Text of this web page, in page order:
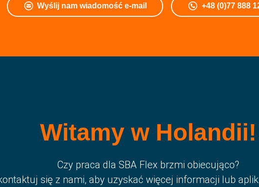
Wyślij nam wiadomość e-mail +48 (0)77 888
Witamy w Holandii!
Czy praca dla SBA Flex brzmi obiecująco?
się z nami, aby uzyskać więcej informacji lub